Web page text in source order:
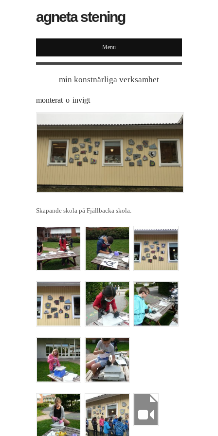
agneta stening
Menu
min konstnärliga verksamhet
monterat o invigt
Skapande skola på Fjällbacka skola.